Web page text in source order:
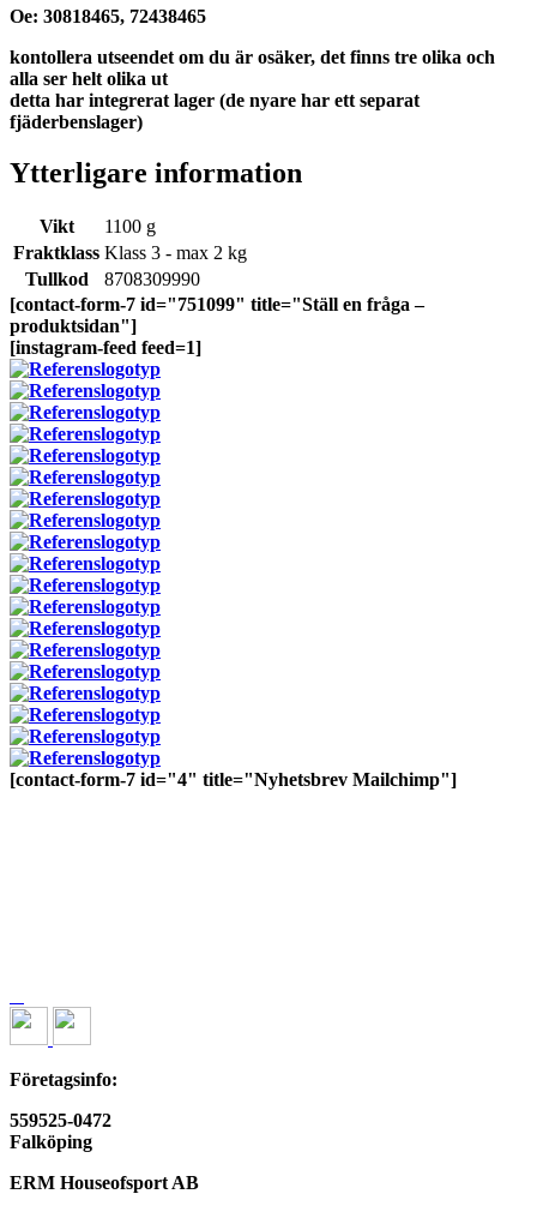
Oe: 30818465, 72438465
kontollera utseendet om du är osäker, det finns tre olika och
alla ser helt olika ut
detta har integrerat lager (de nyare har ett separat
fjäderbenslager)
Ytterligare information
Vikt
1100 g
Fraktklass Klass 3 - max 2 kg
Tullkod
8708309990
[contact-form-7 id="751099" title="Ställ en fråga –
produktsidan"]
[instagram-feed feed=1]
[contact-form-7 id="4" title="Nyhetsbrev Mailchimp"]
Företagsinfo:
559525-0472
Falköping
ERM Houseofsport AB